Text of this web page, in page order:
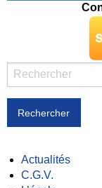
Rechercher
Actualités
C.G.V.